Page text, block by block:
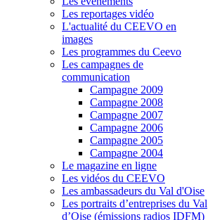
Les reportages vidéo
L'actualité du CEEVO en
images
Les programmes du Ceevo
Les campagnes de
communication
Campagne 2009
Campagne 2008
Campagne 2007
Campagne 2006
Campagne 2005
Campagne 2004
Le magazine en ligne
Les vidéos du CEEVO
Les ambassadeurs du Val d'Oise
Les portraits d’entreprises du Val
d’Oise (émissions radios IDFM)